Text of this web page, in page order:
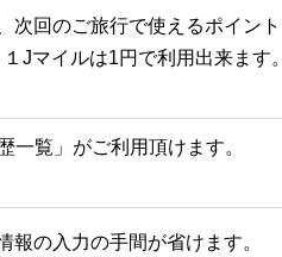
次回のご旅行で使えるポイン
Jマイルは1円で利用出来ます
一覧」がご利用頂けます。
報の入力の手間が省けます。